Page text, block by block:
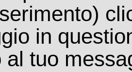
in
al tuo